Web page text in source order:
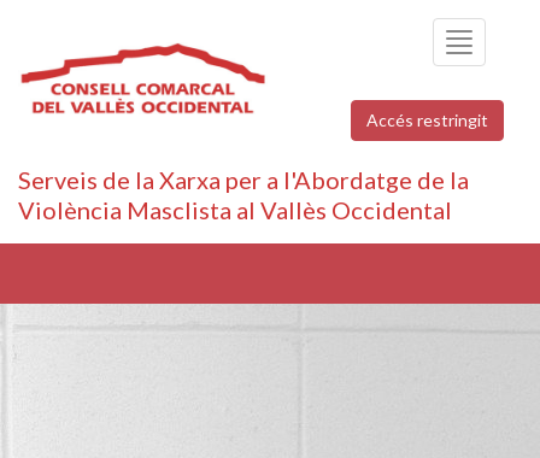
Toggle
navigation
Accés restringit
Serveis de la Xarxa per a l'Abordatge de la
Violència Masclista al Vallès Occidental